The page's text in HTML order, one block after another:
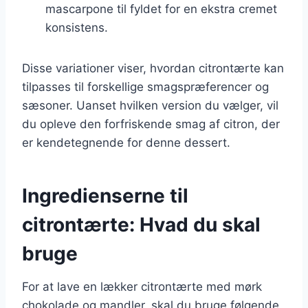
mascarpone til fyldet for en ekstra cremet
konsistens.
Disse variationer viser, hvordan citrontærte kan
tilpasses til forskellige smagspræferencer og
sæsoner. Uanset hvilken version du vælger, vil
du opleve den forfriskende smag af citron, der
er kendetegnende for denne dessert.
Ingredienserne til
citrontærte: Hvad du skal
bruge
For at lave en lækker citrontærte med mørk
chokolade og mandler, skal du bruge følgende